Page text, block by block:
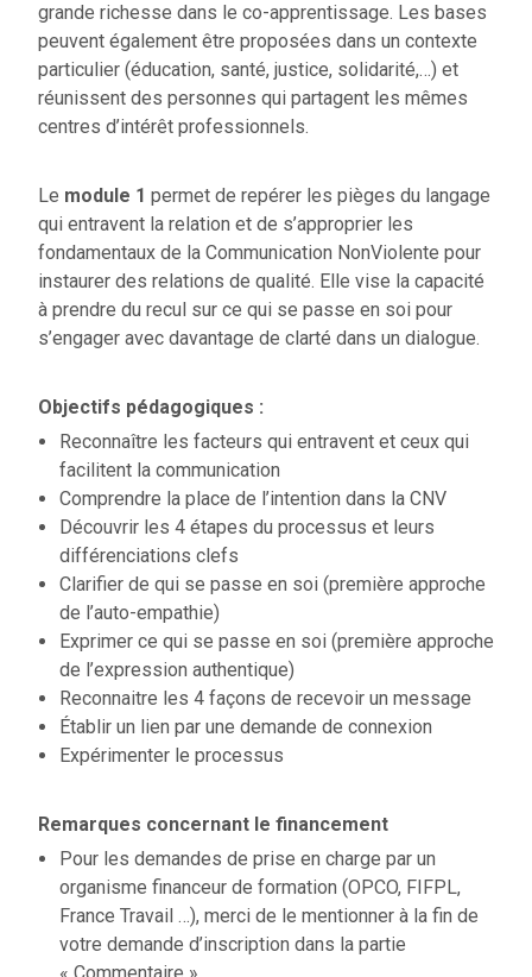
grande richesse dans le co-apprentissage. Les bases
peuvent également être proposées dans un contexte
particulier (éducation, santé, justice, solidarité,…) et
réunissent des personnes qui partagent les mêmes
centres d’intérêt professionnels.
Le module 1 permet de repérer les pièges du langage
qui entravent la relation et de s’approprier les
fondamentaux de la Communication NonViolente pour
instaurer des relations de qualité. Elle vise la capacité
à prendre du recul sur ce qui se passe en soi pour
s’engager avec davantage de clarté dans un dialogue.
Objectifs pédagogiques :
Reconnaître les facteurs qui entravent et ceux qui
facilitent la communication
Comprendre la place de l’intention dans la CNV
Découvrir les 4 étapes du processus et leurs
différenciations clefs
Clarifier de qui se passe en soi (première approche
de l’auto-empathie)
Exprimer ce qui se passe en soi (première approche
de l’expression authentique)
Reconnaitre les 4 façons de recevoir un message
Établir un lien par une demande de connexion
Expérimenter le processus
Remarques concernant le financement
Pour les demandes de prise en charge par un
organisme financeur de formation (OPCO, FIFPL,
France Travail …), merci de le mentionner à la fin de
votre demande d’inscription dans la partie